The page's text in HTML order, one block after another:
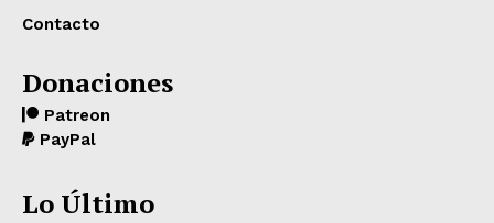
Contacto
Donaciones
Patreon
PayPal
Lo Último